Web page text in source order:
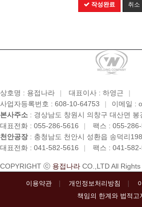
작성완료 취소
상호명 : 용접나라 | 대표이사 : 하영근
|
사업자등록번호 : 608-10-64753
| 이메일 :
본사주소 : 경상남도 창원시 의창구 대산면
대표전화 : 055-286-5616
| 팩스 : 055-
천안공장: 충청남도 천안시 성환읍 송덕리
대표전화 : 041-582-5616
| 팩스 : 041-
COPYRIGHT ⓒ 용접나라 CO.,LTD All Rights
이용약관 개인정보처리방침
책임의 한계와 법적고